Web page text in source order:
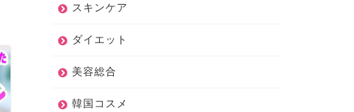
スキンケア
ダイエット
美容総合
韓国コスメ